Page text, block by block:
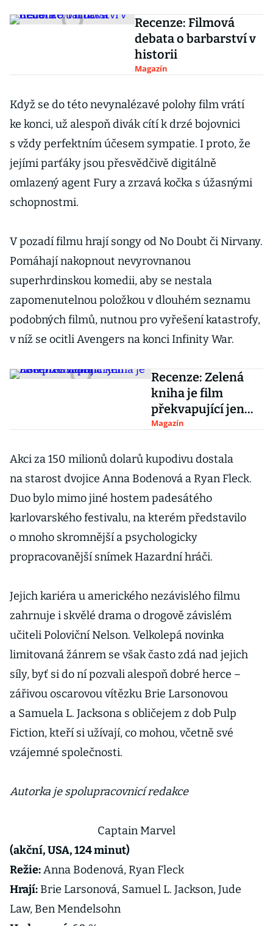
Recenze: Filmová
debata o barbarství v
historii
Magazín
Když se do této nevynalézavé polohy film vrátí
ke konci, už alespoň divák cítí k drzé bojovnici
s vždy perfektním účesem sympatie. I proto, že
jejími parťáky jsou přesvědčivě digitálně
omlazený agent Fury a zrzavá kočka s úžasnými
schopnostmi.
V pozadí filmu hrají songy od No Doubt či Nirvany.
Pomáhají nakopnout nevyrovnanou
superhrdinskou komedii, aby se nestala
zapomenutelnou položkou v dlouhém seznamu
podobných filmů, nutnou pro vyřešení katastrofy,
v níž se ocitli Avengers na konci Infinity War.
Recenze: Zelená
kniha je film
překvapující jen
ziskem Oscara
Magazín
Akci za 150 milionů dolarů kupodivu dostala
na starost dvojice Anna Bodenová a Ryan Fleck.
Duo bylo mimo jiné hostem padesátého
karlovarského festivalu, na kterém představilo
o mnoho skromnější a psychologicky
propracovanější snímek Hazardní hráči.
Jejich kariéra u amerického nezávislého filmu
zahrnuje i skvělé drama o drogově závislém
učiteli Poloviční Nelson. Velkolepá novinka
limitovaná žánrem se však často zdá nad jejich
síly, byť si do ní pozvali alespoň dobré herce –
zářivou oscarovou vítězku Brie Larsonovou
a Samuela L. Jacksona s obličejem z dob Pulp
Fiction, kteří si užívají, co mohou, včetně své
vzájemné společnosti.
Autorka je spolupracovnicí redakce
Captain Marvel
(akční, USA, 124 minut)
Režie:Anna Bodenová, Ryan Fleck
Hrají:Brie Larsonová, Samuel L. Jackson, Jude
Law, Ben Mendelsohn